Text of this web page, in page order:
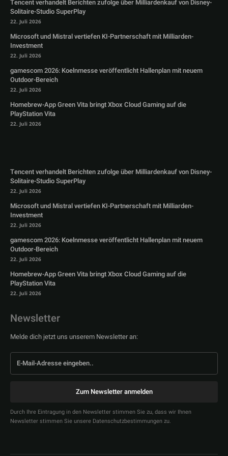
Tencent verhandelt Berichten zufolge über Milliardenkauf von Disney-
Solitaire-Studio SuperPlay
22. Juli 2026
Microsoft und Mistral vertiefen KI-Partnerschaft mit Milliarden-
Investment
22. Juli 2026
gamescom 2026: Koelnmesse veröffentlicht Hallenplan mit neuem
Outdoor-Bereich
22. Juli 2026
Homebrew-App Green Vita bringt Xbox Cloud Gaming auf die
PlayStation Vita
22. Juli 2026
Tencent verhandelt Berichten zufolge über Milliardenkauf von Disney-
Solitaire-Studio SuperPlay
22. Juli 2026
Microsoft und Mistral vertiefen KI-Partnerschaft mit Milliarden-
Investment
22. Juli 2026
gamescom 2026: Koelnmesse veröffentlicht Hallenplan mit neuem
Outdoor-Bereich
22. Juli 2026
Homebrew-App Green Vita bringt Xbox Cloud Gaming auf die
PlayStation Vita
22. Juli 2026
Newsletter
Melde dich jetzt uns unserem Newsletter an:
Zum Newsletter anmelden
Durch Ihre Eintragung in den Newsletter stimmen Sie zu, dass wir Ihnen
Newsletter stimmen Sie unsere Datenschutzbestimmungen zu.